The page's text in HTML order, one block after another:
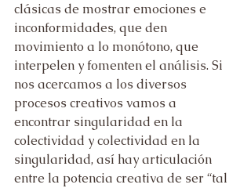
clásicas de mostrar emociones e
inconformidades, que den
movimiento a lo monótono, que
interpelen y fomenten el análisis. Si
nos acercamos a los diversos
procesos creativos vamos a
encontrar singularidad en la
colectividad y colectividad en la
singularidad, así hay articulación
entre la potencia creativa de ser “tal